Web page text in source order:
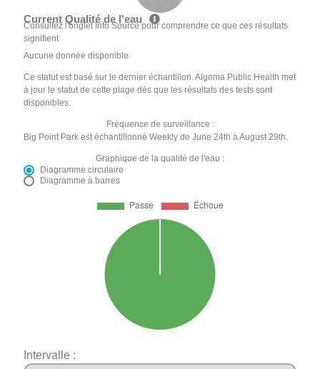
Current Qualité de l'eau
Consultez l'onglet Info Source pour comprendre ce que ces résultats
signifient
Aucune donnée disponible
Ce statut est basé sur le dernier échantillon. Algoma Public Health met
à jour le statut de cette plage dès que les résultats des tests sont
disponibles.
Fréquence de surveillance :
Big Point Park est échantillonné Weekly de June 24th à August 29th.
Graphique de la qualité de l'eau :
Diagramme circulaire
Diagramme à barres
Intervalle :